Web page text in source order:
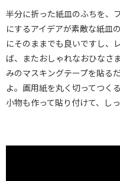
半分に折った紙皿のふちを、
にするアイデアが素敵な紙皿
にそのままでも良いですし、
ば、またおしゃれなおひなさ
みのマスキングテープを貼る
よ。画用紙を丸く切ってつく
小物も作って貼り付けて、し